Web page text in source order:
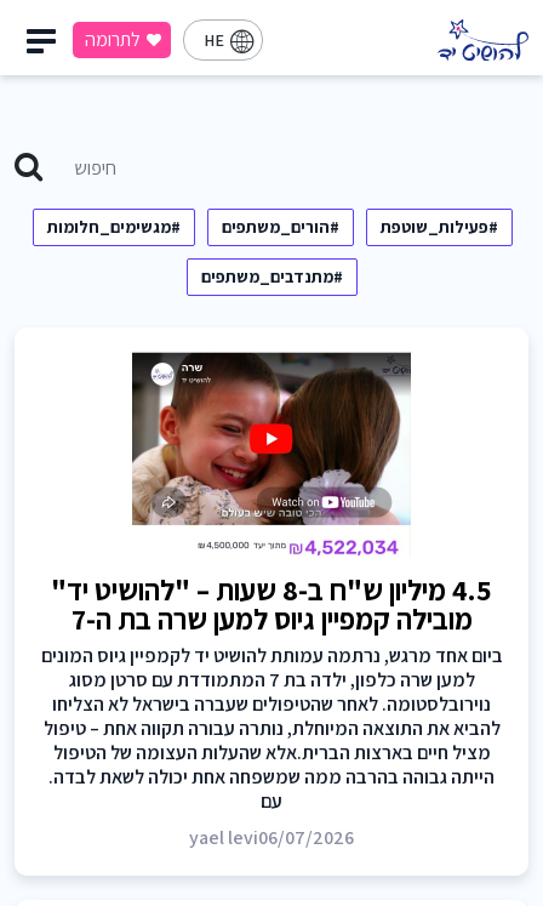
HE לתרומה
#פעילות_שוטפת #הורים_משתפים #מגשימים_חלומות
#מתנדבים_משתפים
4.5 מיליון ש"ח ב-8 שעות – "להושיט יד"
מובילה קמפיין גיוס למען שרה בת ה-7
ביום אחד מרגש, נרתמה עמותת להושיט יד לקמפיין גיוס המונים
למען שרה כלפון, ילדה בת 7 המתמודדת עם סרטן מסוג
נוירובלסטומה. לאחר שהטיפולים שעברה בישראל לא הצליחו
להביא את התוצאה המיוחלת, נותרה עבורה תקווה אחת – טיפול
מציל חיים בארצות הברית.אלא שהעלות העצומה של הטיפול
הייתה גבוהה בהרבה ממה שמשפחה אחת יכולה לשאת לבדה.
עם
yael levi06/07/2026